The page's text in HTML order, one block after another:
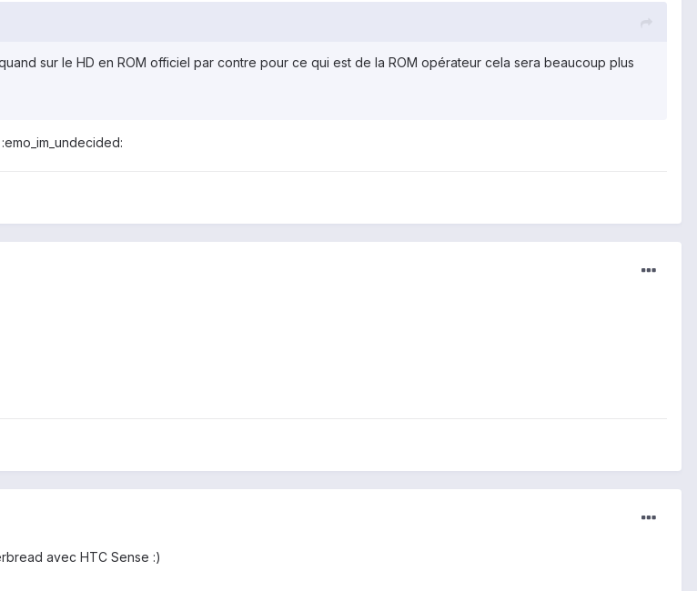
sur le HD en ROM officiel par contre pour ce qui est de la ROM opérateur cela sera beaucoup plus
avec HTC Sense :)